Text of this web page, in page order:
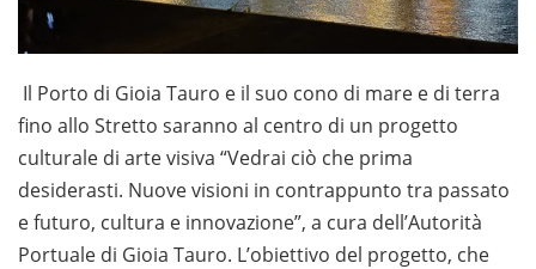
Il Porto di Gioia Tauro e il suo cono di mare e di terra
fino allo Stretto saranno al centro di un progetto
culturale di arte visiva “Vedrai ciò che prima
desiderasti. Nuove visioni in contrappunto tra passato
e futuro, cultura e innovazione”, a cura dell’Autorità
Portuale di Gioia Tauro. L’obiettivo del progetto, che